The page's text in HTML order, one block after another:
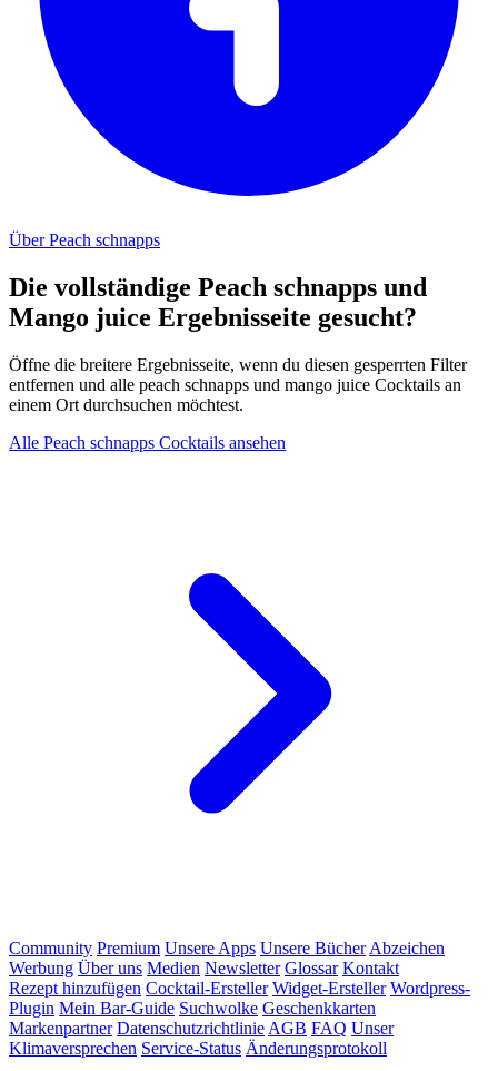
Über Peach schnapps
Die vollständige Peach schnapps und
Mango juice Ergebnisseite gesucht?
Öffne die breitere Ergebnisseite, wenn du diesen gesperrten Filter
entfernen und alle peach schnapps und mango juice Cocktails an
einem Ort durchsuchen möchtest.
Alle Peach schnapps Cocktails ansehen
Community Premium Unsere Apps Unsere Bücher Abzeichen
Werbung Über uns Medien Newsletter Glossar Kontakt
Rezept hinzufügen Cocktail-Ersteller Widget-Ersteller Wordpress-
Plugin Mein Bar-Guide Suchwolke Geschenkkarten
Markenpartner Datenschutzrichtlinie AGB FAQ Unser
Klimaversprechen Service-Status Änderungsprotokoll